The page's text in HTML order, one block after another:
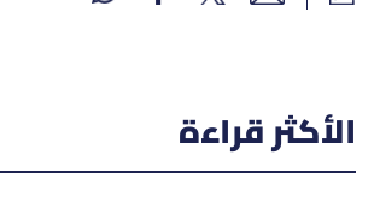
الغلاف
محليات
الأكثر قراءة